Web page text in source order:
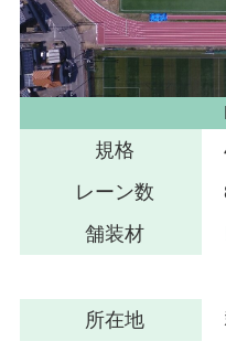
規格
レーン数
舗装材
所在地